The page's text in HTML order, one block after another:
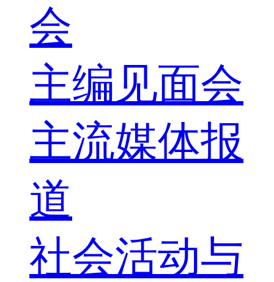
会
主编见面会
主流媒体报
道
社会活动与